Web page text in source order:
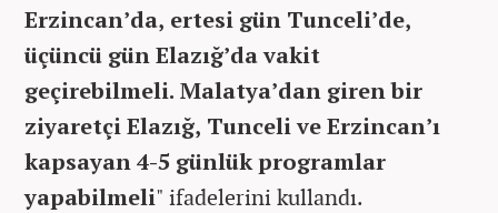
Erzincan’da, ertesi gün Tunceli’de,
üçüncü gün Elazığ’da vakit
geçirebilmeli. Malatya’dan giren bir
ziyaretçi Elazığ, Tunceli ve Erzincan’ı
kapsayan 4-5 günlük programlar
yapabilmeli" ifadelerini kullandı.